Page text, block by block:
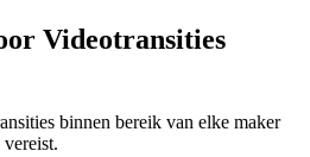
Videotransities
binnen bereik van elke maker